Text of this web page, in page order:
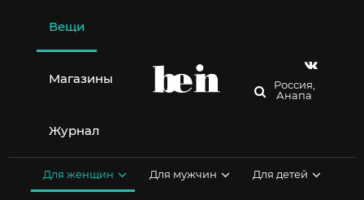
содержимому
Вещи
Магазины
Журнал
Россия,
Анапа
Для женщин Для мужчин Для детей